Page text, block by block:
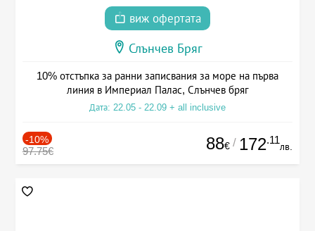
виж офертата
Слънчев Бряг
10% отстъпка за ранни записвания за море на първа
линия в Империал Палас, Слънчев бряг
Дата: 22.05 - 22.09 + all inclusive
-10%
97.75€ 88€ / 172.11
лв.